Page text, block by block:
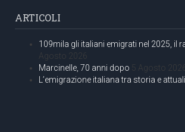
ARTICOLI
109mila gli italiani emigrati nel 2025, il
Agosto 2026
Marcinelle, 70 anni dopo 5 Agosto
L’emigrazione italiana tra storia e